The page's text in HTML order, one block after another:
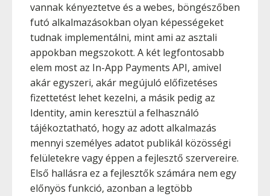
vannak kényeztetve és a webes, böngészőben
futó alkalmazásokban olyan képességeket
tudnak implementálni, mint ami az asztali
appokban megszokott. A két legfontosabb
elem most az In-App Payments API, amivel
akár egyszeri, akár megújuló előfizetéses
fizettetést lehet kezelni, a másik pedig az
Identity, amin keresztül a felhasználó
tájékoztatható, hogy az adott alkalmazás
mennyi személyes adatot publikál közösségi
felületekre vagy éppen a fejlesztő szervereire.
Első hallásra ez a fejlesztők számára nem egy
előnyös funkció, azonban a legtöbb